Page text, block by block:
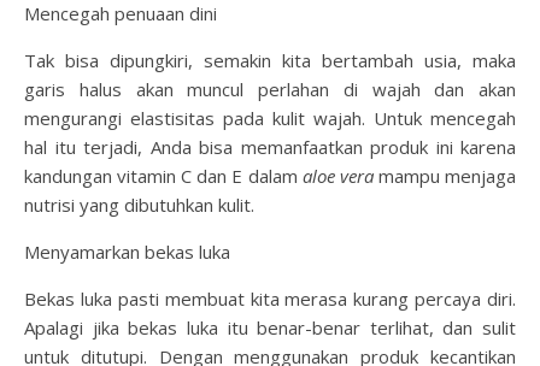
Mencegah penuaan dini
Tak bisa dipungkiri, semakin kita bertambah usia, maka
garis halus akan muncul perlahan di wajah dan akan
mengurangi elastisitas pada kulit wajah. Untuk mencegah
hal itu terjadi, Anda bisa memanfaatkan produk ini karena
kandungan vitamin C dan E dalam aloe vera mampu menjaga
nutrisi yang dibutuhkan kulit.
Menyamarkan bekas luka
Bekas luka pasti membuat kita merasa kurang percaya diri.
Apalagi jika bekas luka itu benar-benar terlihat, dan sulit
untuk ditutupi. Dengan menggunakan produk kecantikan